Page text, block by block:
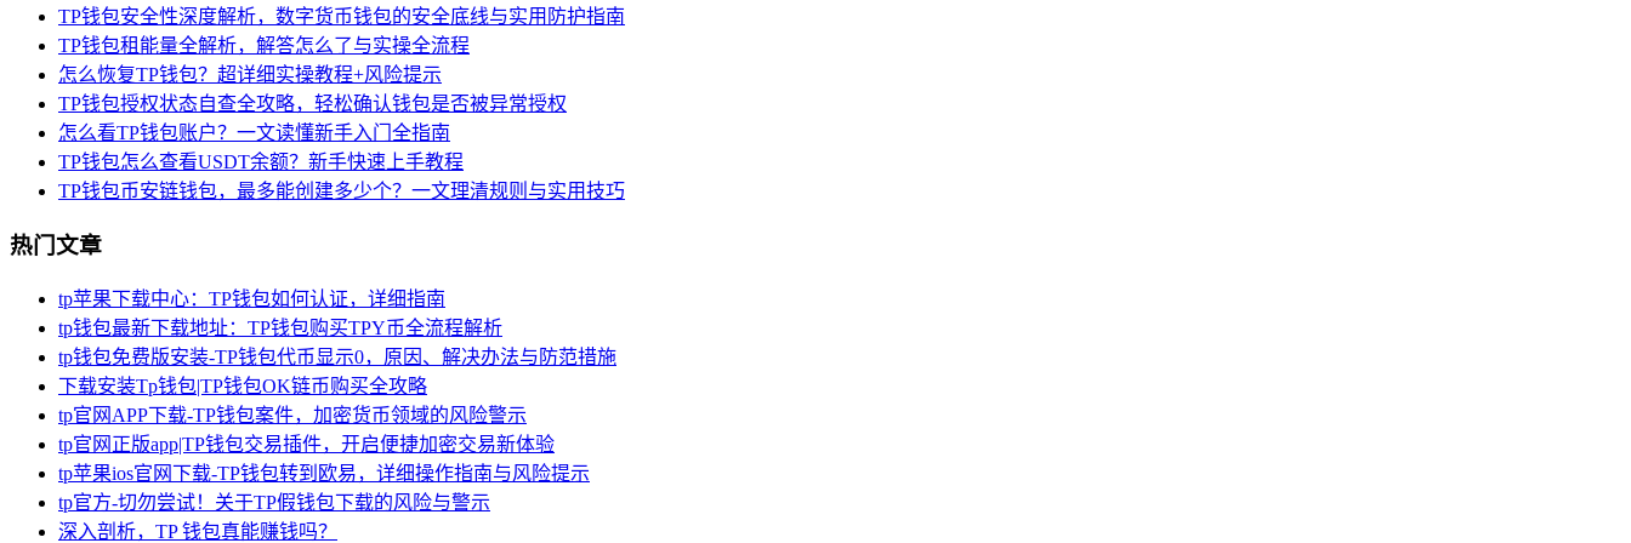
TP钱包安全性深度解析，数字货币钱包的安全底线与实用防护指南
TP钱包租能量全解析，解答怎么了与实操全流程
怎么恢复TP钱包？超详细实操教程+风险提示
TP钱包授权状态自查全攻略，轻松确认钱包是否被异常授权
怎么看TP钱包账户？一文读懂新手入门全指南
TP钱包怎么查看USDT余额？新手快速上手教程
TP钱包币安链钱包，最多能创建多少个？一文理清规则与实用技巧
热门文章
tp苹果下载中心：TP钱包如何认证，详细指南
tp钱包最新下载地址：TP钱包购买TPY币全流程解析
tp钱包免费版安装-TP钱包代币显示0，原因、解决办法与防范措施
下载安装Tp钱包|TP钱包OK链币购买全攻略
tp官网APP下载-TP钱包案件，加密货币领域的风险警示
tp官网正版app|TP钱包交易插件，开启便捷加密交易新体验
tp苹果ios官网下载-TP钱包转到欧易，详细操作指南与风险提示
tp官方-切勿尝试！关于TP假钱包下载的风险与警示
深入剖析，TP 钱包真能赚钱吗？